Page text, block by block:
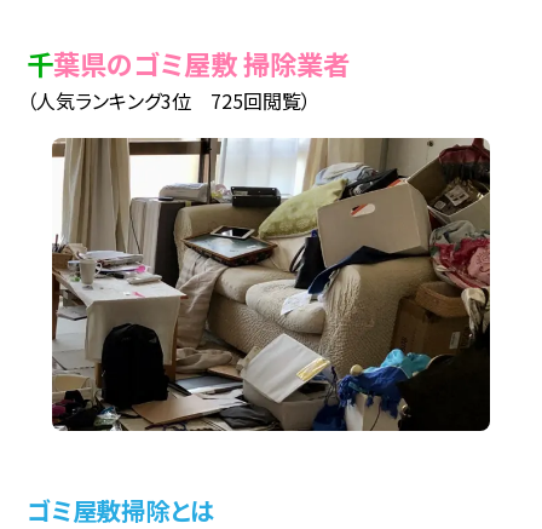
千葉県のゴミ屋敷 掃除業者
（人気ランキング3位 725回閲覧）
ゴミ屋敷掃除とは